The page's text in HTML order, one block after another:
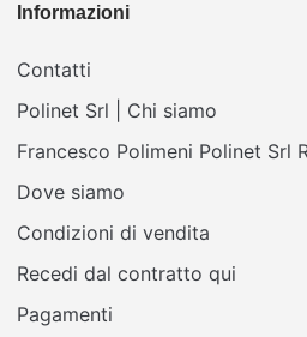
Informazioni
Contatti
Polinet Srl | Chi siamo
Francesco Polimeni Polinet Srl
Dove siamo
Condizioni di vendita
Recedi dal contratto qui
Pagamenti